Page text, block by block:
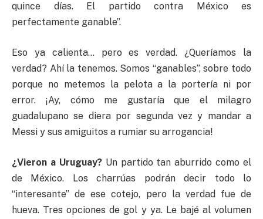
quince días. El partido contra México es
perfectamente ganable”.
Eso ya calienta… pero es verdad. ¿Queríamos la
verdad? Ahí la tenemos. Somos “ganables”, sobre todo
porque no metemos la pelota a la portería ni por
error. ¡Ay, cómo me gustaría que el milagro
guadalupano se diera por segunda vez y mandar a
Messi y sus amiguitos a rumiar su arrogancia!
¿Vieron a Uruguay?Un partido tan aburrido como el
de México. Los charrúas podrán decir todo lo
“interesante” de ese cotejo, pero la verdad fue de
hueva. Tres opciones de gol y ya. Le bajé al volumen